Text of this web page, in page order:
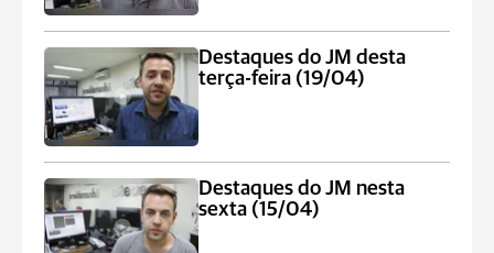
Destaques do JM desta
terça-feira (19/04)
Destaques do JM nesta
sexta (15/04)